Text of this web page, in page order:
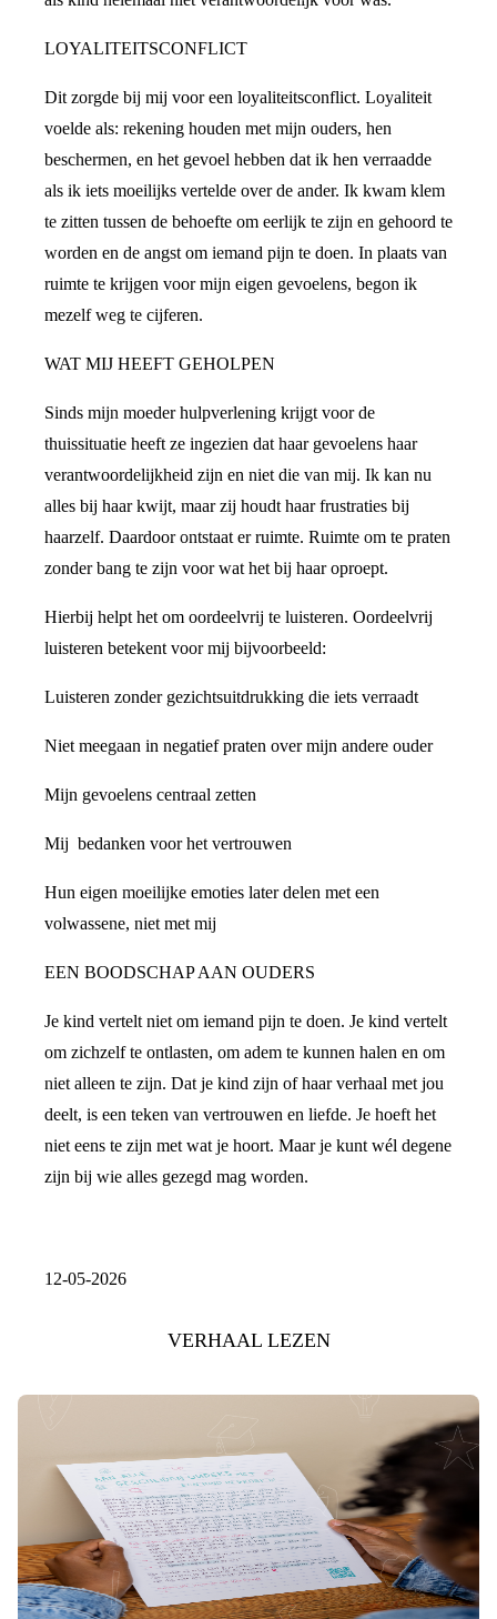
LOYALITEITSCONFLICT
Dit zorgde bij mij voor een loyaliteitsconflict. Loyaliteit
voelde als: rekening houden met mijn ouders, hen
beschermen, en het gevoel hebben dat ik hen verraadde
als ik iets moeilijks vertelde over de ander. Ik kwam klem
te zitten tussen de behoefte om eerlijk te zijn en gehoord te
worden en de angst om iemand pijn te doen. In plaats van
ruimte te krijgen voor mijn eigen gevoelens, begon ik
mezelf weg te cijferen.
WAT MIJ HEEFT GEHOLPEN
Sinds mijn moeder hulpverlening krijgt voor de
thuissituatie heeft ze ingezien dat haar gevoelens haar
verantwoordelijkheid zijn en niet die van mij. Ik kan nu
alles bij haar kwijt, maar zij houdt haar frustraties bij
haarzelf. Daardoor ontstaat er ruimte. Ruimte om te praten
zonder bang te zijn voor wat het bij haar oproept.
Hierbij helpt het om oordeelvrij te luisteren. Oordeelvrij
luisteren betekent voor mij bijvoorbeeld:
Luisteren zonder gezichtsuitdrukking die iets verraadt
Niet meegaan in negatief praten over mijn andere ouder
Mijn gevoelens centraal zetten
Mij bedanken voor het vertrouwen
Hun eigen moeilijke emoties later delen met een
volwassene, niet met mij
EEN BOODSCHAP AAN OUDERS
Je kind vertelt niet om iemand pijn te doen. Je kind vertelt
om zichzelf te ontlasten, om adem te kunnen halen en om
niet alleen te zijn. Dat je kind zijn of haar verhaal met jou
deelt, is een teken van vertrouwen en liefde. Je hoeft het
niet eens te zijn met wat je hoort. Maar je kunt wél degene
zijn bij wie alles gezegd mag worden.
12-05-2026
VERHAAL LEZEN